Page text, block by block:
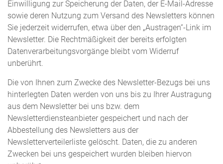
Einwilligung zur Speicherung der Daten, der E-Mail-Adresse
sowie deren Nutzung zum Versand des Newsletters können
Sie jederzeit widerrufen, etwa über den „Austragen“-Link im
Newsletter. Die Rechtmäßigkeit der bereits erfolgten
Datenverarbeitungsvorgänge bleibt vom Widerruf
unberührt.
Die von Ihnen zum Zwecke des Newsletter-Bezugs bei uns
hinterlegten Daten werden von uns bis zu Ihrer Austragung
aus dem Newsletter bei uns bzw. dem
Newsletterdiensteanbieter gespeichert und nach der
Abbestellung des Newsletters aus der
Newsletterverteilerliste gelöscht. Daten, die zu anderen
Zwecken bei uns gespeichert wurden bleiben hiervon